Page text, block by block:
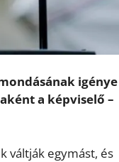
igénye
a képviselő –
váltják egymást, és